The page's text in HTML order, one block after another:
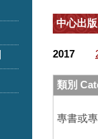
中心出
2017
類別
專書或